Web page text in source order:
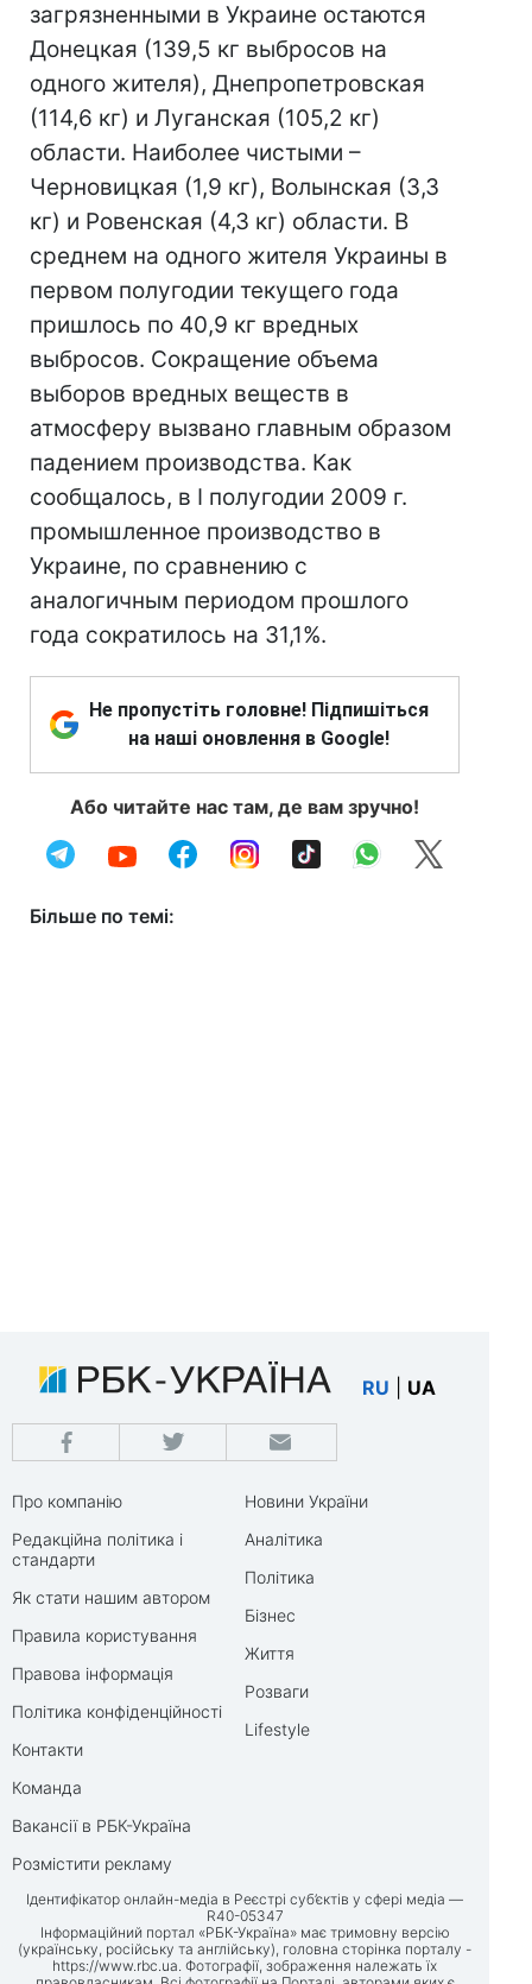
загрязненными в Украине остаются
Донецкая (139,5 кг выбросов на
одного жителя), Днепропетровская
(114,6 кг) и Луганская (105,2 кг)
области. Наиболее чистыми –
Черновицкая (1,9 кг), Волынская (3,3
кг) и Ровенская (4,3 кг) области. В
среднем на одного жителя Украины в
первом полугодии текущего года
пришлось по 40,9 кг вредных
выбросов. Сокращение объема
выборов вредных веществ в
атмосферу вызвано главным образом
падением производства. Как
сообщалось, в I полугодии 2009 г.
промышленное производство в
Украине, по сравнению с
аналогичным периодом прошлого
года сократилось на 31,1%.
Не пропустіть головне! Підпишіться
на наші оновлення в Google!
Або читайте нас там, де вам зручно!
Більше по темі:
RU UA
Про компанію
Редакційна політика і
стандарти
Як стати нашим автором
Правила користування
Правова інформація
Політика конфіденційності
Контакти
Команда
Вакансії в РБК-Україна
Розмістити рекламу
Новини України
Аналітика
Політика
Бізнес
Життя
Розваги
Lifestyle
Ідентифікатор онлайн-медіа в Реєстрі суб’єктів у сфері медіа —
R40-05347
Інформаційний портал «РБК-Україна» має тримовну версію
(українську, російську та англійську), головна сторінка порталу -
https://www.rbc.ua. Фотографії, зображення належать їх